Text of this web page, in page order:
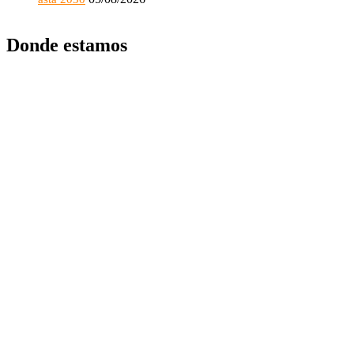
Donde estamos